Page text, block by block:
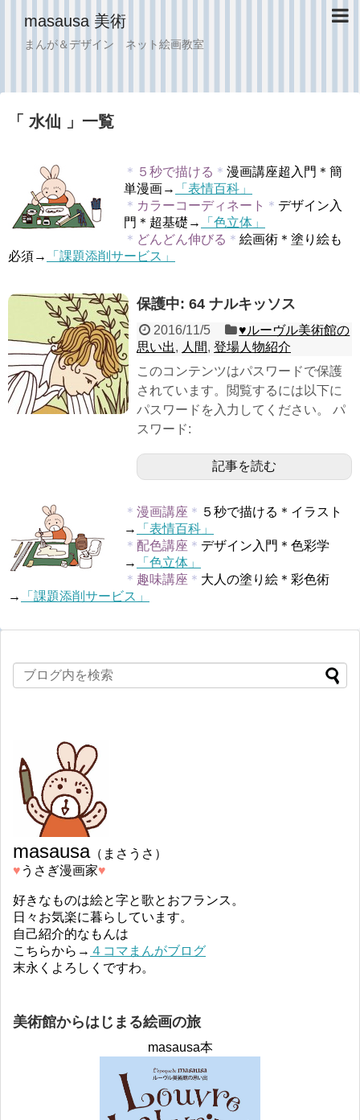
masausa 美術
まんが＆デザイン ネット絵画教室
「 水仙 」一覧
＊ ５秒で描ける ＊ 漫画講座超入門＊簡
単漫画→
「表情百科」
＊ カラーコーディネート ＊ デザイン入
門＊超基礎→
「色立体」
＊ どんどん伸びる ＊ 絵画術＊塗り絵も
必須→
「課題添削サービス」
保護中: 64 ナルキッソス
2016/11/5
♥︎ルーヴル美術館の
思い出, 人間, 登場人物紹介
このコンテンツはパスワードで保護
されています。閲覧するには以下に
パスワードを入力してください。 パ
スワード:
記事を読む
＊ 漫画講座 ＊ ５秒で描ける＊イラスト
→
「表情百科」
＊ 配色講座 ＊ デザイン入門＊色彩学
→
「色立体」
＊ 趣味講座 ＊ 大人の塗り絵＊彩色術
→
「課題添削サービス」
masausa（まさうさ）
♥︎ うさぎ漫画家♥︎
好きなものは絵と字と歌とおフランス。
日々お気楽に暮らしています。
自己紹介的なもんは
こちらから→ ４コマまんがブログ
末永くよろしくですわ。
美術館からはじまる絵画の旅
masausa本